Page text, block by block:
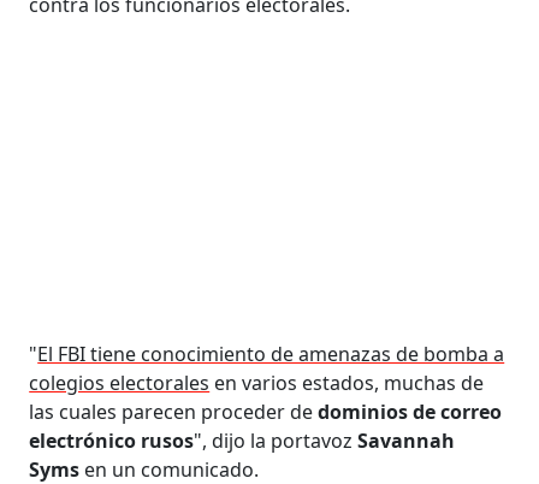
"El FBI tiene conocimiento de amenazas de bomba a
colegios electorales en varios estados, muchas de
las cuales parecen proceder dedominios de correo
electrónico rusos", dijo la portavozSavannah
Syms en un comunicado.